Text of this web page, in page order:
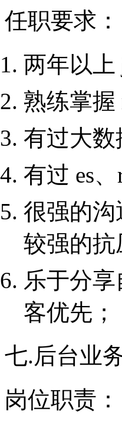
任职要求：
两年以上
熟练掌握
有过大
有过 es
很强的
较强的抗
乐于分
客优先；
七.后台业
岗位职责：